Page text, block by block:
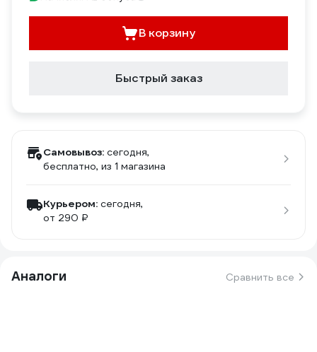
В корзину
Быстрый заказ
Самовывоз: сегодня,
бесплатно, из 1 магазина
Курьером: сегодня,
от 290 ₽
Аналоги Сравнить все